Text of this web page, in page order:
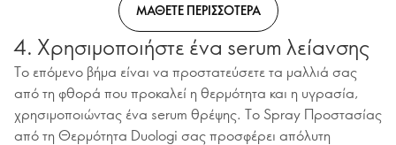
ΜΑΘΕΤΕ ΠΕΡΙΣΣΟΤΕΡΑ
4. Χρησιμοποιήστε ένα serum λείανσης
Το επόμενο βήμα είναι να προστατεύσετε τα μαλλιά σας
από τη φθορά που προκαλεί η θερμότητα και η υγρασία,
χρησιμοποιώντας ένα serum θρέψης. Το Spray Προστασίας
από τη Θερμότητα Duologi σας προσφέρει απόλυτη